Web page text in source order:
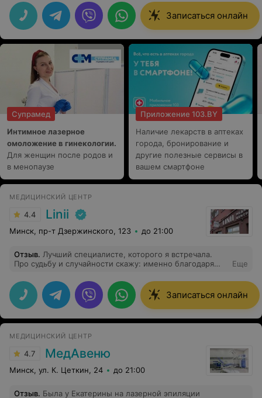
Записаться онлайн
Супрамед
Интимное лазерное
омоложение в гинекологии.
Для женщин после родов и
в менопаузе
Приложение 103.BY
Наличие лекарств в аптеках
города, бронирование и
другие полезные сервисы в
вашем смартфоне
МЕДИЦИНСКИЙ ЦЕНТР
4.4 Linii
Минск, пр-т Дзержинского, 123 до 21:00
Отзыв. Лучший специалисте, которого я встречала.
Про судьбу и случайности скажу: именно благодаря
решение моих медицинских проблем. До этого многие
врачи не могли определить причину и долгое время
искали. Благодаря профессионализму и
внимательному подходу Георгия, помог мне выявить
наследственное заболевание, которое никто из других
возможность доверить здоровье именно ему. Это
действительно лучший врач, которого я встречала.
Еще
Записаться онлайн
МЕДИЦИНСКИЙ ЦЕНТР
4.7 МедАвеню
Минск, ул. К. Цеткин, 24 до 21:00
Отзыв. Была у Екатерины на лазерной эпиляции